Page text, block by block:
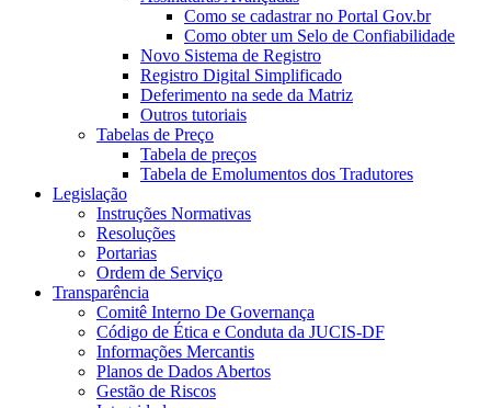
Como se cadastrar no Portal Gov.br
Como obter um Selo de Confiabilidade
Novo Sistema de Registro
Registro Digital Simplificado
Deferimento na sede da Matriz
Outros tutoriais
Tabelas de Preço
Tabela de preços
Tabela de Emolumentos dos Tradutores
Legislação
Instruções Normativas
Resoluções
Portarias
Ordem de Serviço
Transparência
Comitê Interno De Governança
Código de Ética e Conduta da JUCIS-DF
Informações Mercantis
Planos de Dados Abertos
Gestão de Riscos